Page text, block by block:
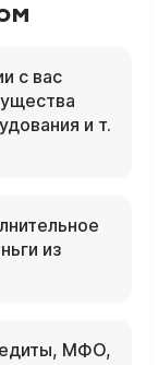
с вас
и т.
из
МФО,